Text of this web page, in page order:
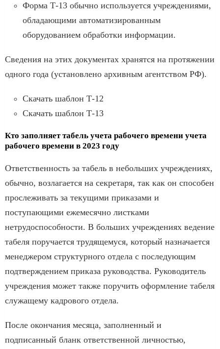
Форма Т-13 обычно используется учреждениями,
обладающими автоматизированным
оборудованием обработки информации.
Сведения на этих документах хранятся на протяжении
одного года (установлено архивным агентством РФ).
Скачать шаблон Т-12
Скачать шаблон Т-13
Кто заполняет табель учета рабочего времени учета
рабочего времени в 2023 году
Ответственность за табель в небольших учреждениях,
обычно, возлагается на секретаря, так как он способен
прослеживать за текущими приказами и
поступающими ежемесячно листками
нетрудоспособности. В больших учреждениях ведение
табеля поручается трудящемуся, который назначается
менеджером структурного отдела с последующим
подтверждением приказа руководства. Руководитель
учреждения может также поручить оформление табеля
служащему кадрового отдела.
После окончания месяца, заполненный и
подписанный бланк ответственной личностью,